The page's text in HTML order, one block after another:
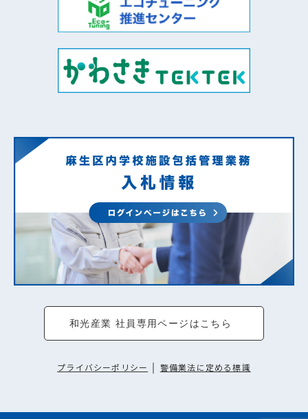
和光産業 社員専用ページはこちら
プライバシーポリシー 警備業法に定める標識